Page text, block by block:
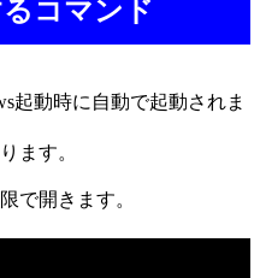
コマンド
起動時に自動で起動されま
ます。
で開きます。